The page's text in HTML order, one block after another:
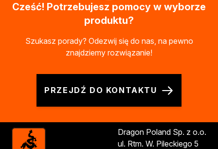
Cześć! Potrzebujesz pomocy w wyborze
produktu?
Szukasz porady? Odezwij się do nas, na pewno
znajdziemy rozwiązanie!
PRZEJDŹ DO KONTAKTU
Dragon Poland Sp. z o.o.
ul. Rtm. W. Pileckiego 5